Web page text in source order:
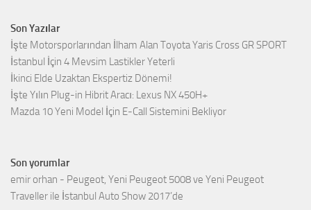
Son Yazılar
İşte Motorsporlarından İlham Alan Toyota Yaris Cross GR SPORT
İstanbul İçin 4 Mevsim Lastikler Yeterli
İkinci Elde Uzaktan Ekspertiz Dönemi!
İşte Yılın Plug-in Hibrit Aracı: Lexus NX 450H+
Mazda 10 Yeni Model İçin E-Call Sistemini Bekliyor
Son yorumlar
emir orhan - Peugeot, Yeni Peugeot 5008 ve Yeni Peugeot
Traveller ile İstanbul Auto Show 2017’de